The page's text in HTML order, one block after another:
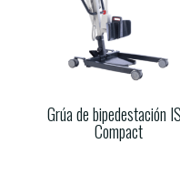
Grúa de bipedestación
Compact